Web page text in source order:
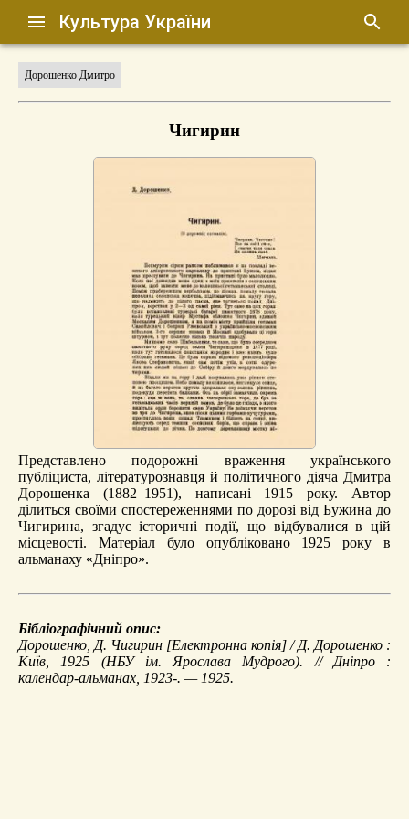
Культура України
Дорошенко Дмитро
Чигирин
Представлено подорожні враження українського
публіциста, літературознавця й політичного діяча Дмитра
Дорошенка (1882–1951), написані 1915 року. Автор
ділиться своїми спостереженнями по дорозі від Бужина до
Чигирина, згадує історичні події, що відбувалися в цій
місцевості. Матеріал було опубліковано 1925 року в
альманаху «Дніпро».
Бібліографічний опис:
Дорошенко, Д. Чигирин [Електронна копія] / Д. Дорошенко :
Київ, 1925 (НБУ ім. Ярослава Мудрого). // Дніпро:
календар-альманах, 1923-. — 1925.